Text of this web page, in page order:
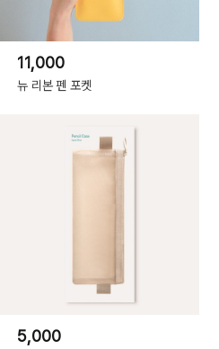
11,000
뉴 리본 펜 포켓
5,000